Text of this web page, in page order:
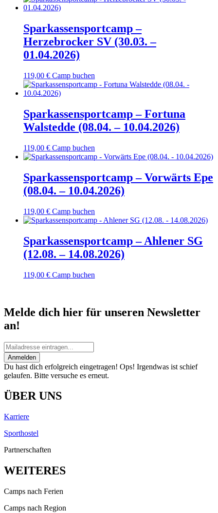
Sparkassensportcamp –
Herzebrocker SV (30.03. –
01.04.2026)
119,00 € Camp buchen
Sparkassensportcamp – Fortuna
Walstedde (08.04. – 10.04.2026)
119,00 € Camp buchen
Sparkassensportcamp – Vorwärts Epe
(08.04. – 10.04.2026)
119,00 € Camp buchen
Sparkassensportcamp – Ahlener SG
(12.08. – 14.08.2026)
119,00 € Camp buchen
Melde dich hier für unseren Newsletter
an!
Anmelden
Du hast dich erfolgreich eingetragen! Ops! Irgendwas ist schief
gelaufen. Bitte versuche es erneut.
ÜBER UNS
Karriere
Sporthostel
Partnerschaften
WEITERES
Camps nach Ferien
Camps nach Region